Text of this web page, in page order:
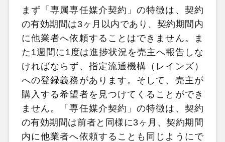
まず「専属専任媒介契約」の特徴は、契約
の有効期間は3ヶ月以内であり、契約期間内
に他業者へ依頼することはできません。ま
た1週間に1度は進捗状況を売主へ報告しな
ければならず、指定流通機構（レインズ）
への登録義務があります。そして、売主が
購入する希望者を見つけてくることができ
ません。「専任媒介契約」の特徴は、契約
の有効期間は前者と同様に3ヶ月、契約期間
内に他業者へ依頼することも同じようにで